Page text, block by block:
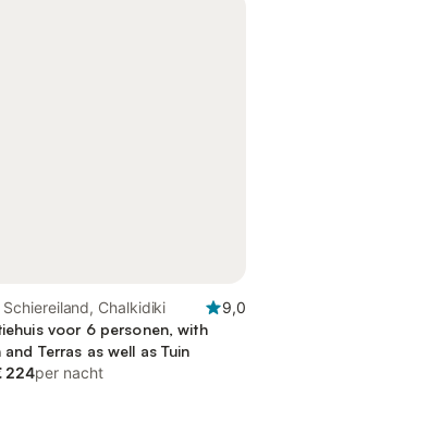
Schiereiland, Chalkidiki
9,0
voor 6 personen, with
and Terras as well as Tuin
224per nacht